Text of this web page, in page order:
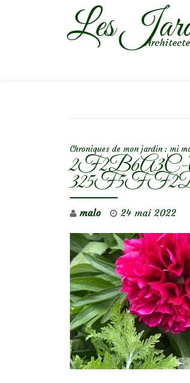
Les
Chroniques de mon jardin : mi
malo 24 mai 2022